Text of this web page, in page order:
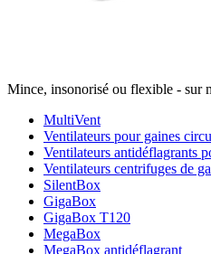
Mince, insonorisé ou flexible - sur
MultiVent
Ventilateurs pour gaines
Ventilateurs antidéflagrants
Ventilateurs centrifuges de
SilentBox
GigaBox
GigaBox T120
MegaBox
MegaBox antidéflagrant